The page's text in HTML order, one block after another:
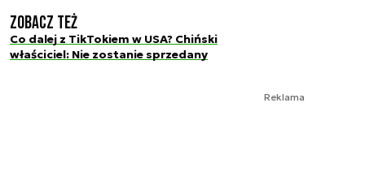
Zobacz też
Co dalej z TikTokiem w USA? Chiński
właściciel: Nie zostanie sprzedany
Reklama